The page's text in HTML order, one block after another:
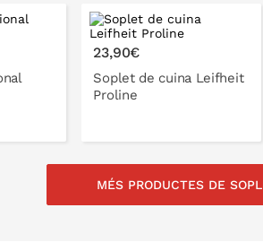
23,90€
Soplet de cuina Leifheit
Proline
A LA CISTELLA
MÉS PRODUCTES DE